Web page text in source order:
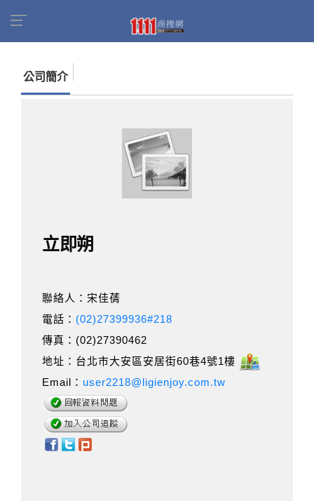
公司簡介
立即朔
聯絡人：宋佳蒨
電話： (02)27399936#218
傳真：(02)27390462
地址：台北市大安區安居街60巷4號1樓
Email： user2218@ligienjoy.com.tw